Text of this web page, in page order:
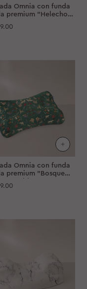
Omnia con funda
premium "Helecho
Omnia con funda
premium "Bosque